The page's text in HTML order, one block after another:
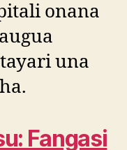
onana
una
Fangasi